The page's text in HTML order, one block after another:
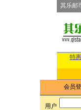
其乐邮
特
会员
用户: